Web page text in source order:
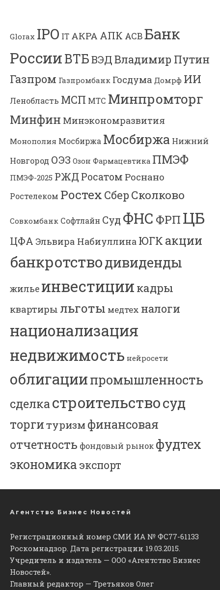
Glorax IPO IT АКРА АПК АСВБанк
РоссииВТБВЭДВладимир Путин
Газпром Газпромбанк Госдума Домрф ИИ
Ленобласть МСП МТС Минпромторг
Минфин Минэкономразвития
Монополия Мосбиржа Мосбиржа Нижний
Новгород ОЭЗ Озон Фармацевтика ПМЭФ
ПМЭФ-2025 РЖД Росатом Роснано
Ростелеком Ростех Сбер Сколково
Совкомбанк Софтлайн Суд ФНС ФРП ЦБ
ЦФА Эльвира Набиуллина ЮГК акции
банкротстводивиденды
жилье инвестиции кадры
квартиры льготы медтех налоги
национализация
недвижимость нейросети
облигациипромышленность
сделкастроительствосуд
торгитуризм финансовая
отчетность фондовый рынок фудтех
экономика экспорт
Агентство Бизнес Новостей
Регистрационный номер СМИ ИА № ФС77-61133
Роскомнадзор. Дата регистрации 19.03.2015.
Учредитель и издатель — ООО «Агентство Бизнес
Новостей».
Главный редактор — Третьяков Олег